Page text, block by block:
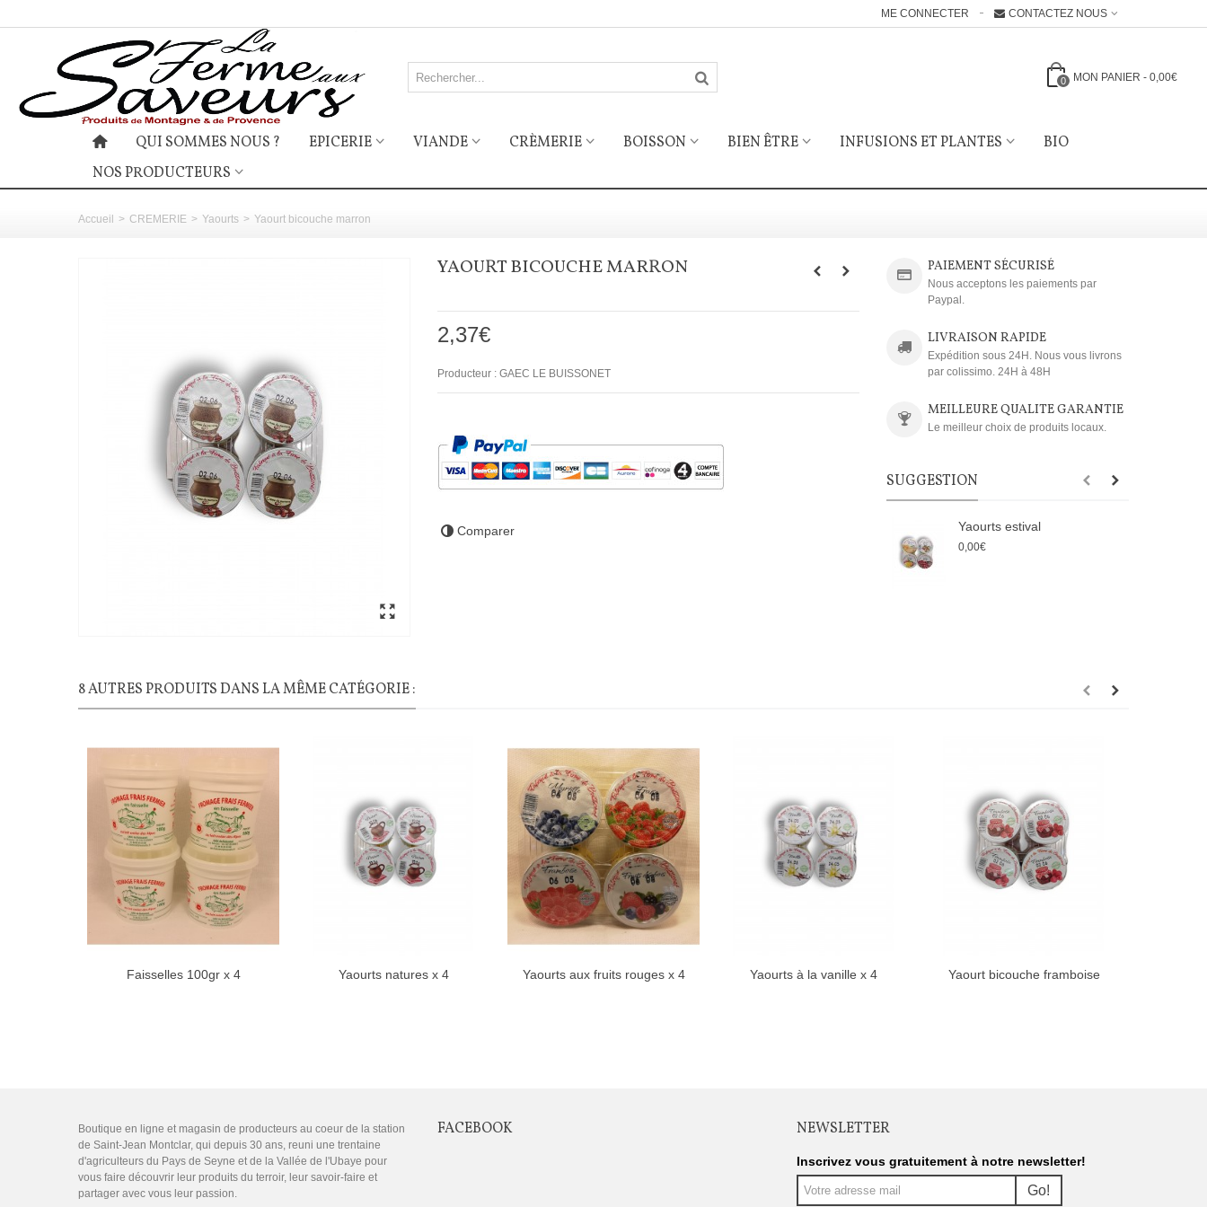
CONTACTEZ NOUS
ME CONNECTER
0 MON PANIER - 0,00€
QUI SOMMES NOUS ? EPICERIE VIANDE CRÈMERIE BOISSON BIEN ÊTRE INFUSIONS ET PLANTES
BIO
NOS PRODUCTEURS
Accueil > CREMERIE > Yaourts > Yaourt bicouche marron
YAOURT BICOUCHE MARRON
2,37€
Producteur : GAEC LE BUISSONET
Comparer
PAIEMENT SÉCURISÉ
Nous acceptons les paiements par
Paypal.
LIVRAISON RAPIDE
Expédition sous 24H. Nous vous livrons
par colissimo. 24H à 48H
MEILLEURE QUALITE GARANTIE
Le meilleur choix de produits locaux.
SUGGESTION
Yaourts estival
0,00€
8 AUTRES PRODUITS DANS LA MÊME CATÉGORIE :
Faisselles 100gr x 4 Yaourts natures x 4 Yaourts aux fruits rouges x 4 Yaourts à la vanille x 4 Yaourt bicouche framboise
Boutique en ligne et magasin de producteurs au coeur de la station
de Saint-Jean Montclar, qui depuis 30 ans, reuni une trentaine
d'agriculteurs du Pays de Seyne et de la Vallée de l'Ubaye pour
vous faire découvrir leur produits du terroir, leur savoir-faire et
partager avec vous leur passion.
FACEBOOK NEWSLETTER
Inscrivez vous gratuitement à notre newsletter!
Go!